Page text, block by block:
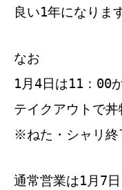
良い1年になり
なお
1月4日は11：00
テイクアウトで
※ねた・シャリ終
通常営業は1月7